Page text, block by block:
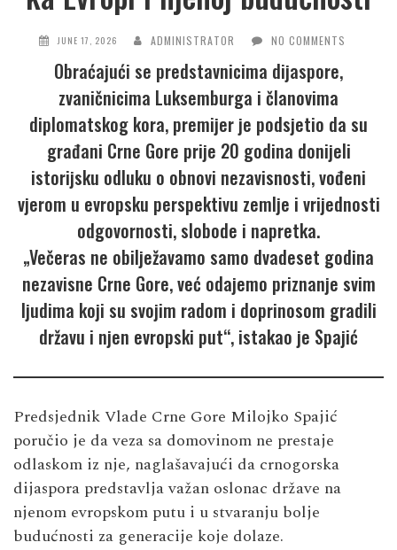
JUNE 17, 2026 ADMINISTRATOR NO COMMENTS
Obraćajući se predstavnicima dijaspore,
zvaničnicima Luksemburga i članovima
diplomatskog kora, premijer je podsjetio da su
građani Crne Gore prije 20 godina donijeli
istorijsku odluku o obnovi nezavisnosti, vođeni
vjerom u evropsku perspektivu zemlje i vrijednosti
odgovornosti, slobode i napretka.
„Večeras ne obilježavamo samo dvadeset godina
nezavisne Crne Gore, već odajemo priznanje svim
ljudima koji su svojim radom i doprinosom gradili
državu i njen evropski put“, istakao je Spajić
Predsjednik Vlade Crne Gore Milojko Spajić
poručio je da veza sa domovinom ne prestaje
odlaskom iz nje, naglašavajući da crnogorska
dijaspora predstavlja važan oslonac države na
njenom evropskom putu i u stvaranju bolje
budućnosti za generacije koje dolaze.